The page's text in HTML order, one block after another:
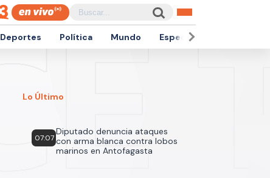
Deportes Política Mundo Espectáculos
Lo Último
07:07
Diputado denuncia ataques
con arma blanca contra lobos
marinos en Antofagasta